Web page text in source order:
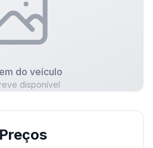
do veículo
disponível